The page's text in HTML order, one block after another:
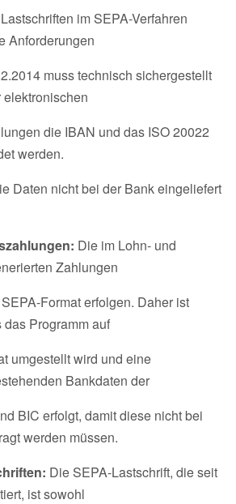
im SEPA-Verfahren
Anforderungen
muss technisch sichergestellt
die IBAN und das ISO 20022
werden.
Daten nicht bei der Bank eingeliefert
Die im Lohn- und
Zahlungen
Format erfolgen. Daher ist
Programm auf
umgestellt wird und eine
Bankdaten der
BIC erfolgt, damit diese nicht bei
werden müssen.
Die SEPA-Lastschrift, die seit
ist sowohl